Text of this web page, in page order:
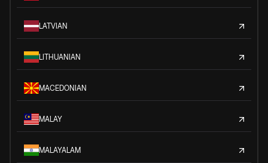
LATVIAN
LITHUANIAN
MACEDONIAN
MALAY
MALAYALAM